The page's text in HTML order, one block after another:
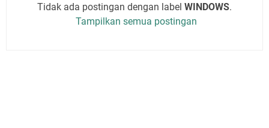
Tidak ada postingan dengan label WINDOWS.
Tampilkan semua postingan